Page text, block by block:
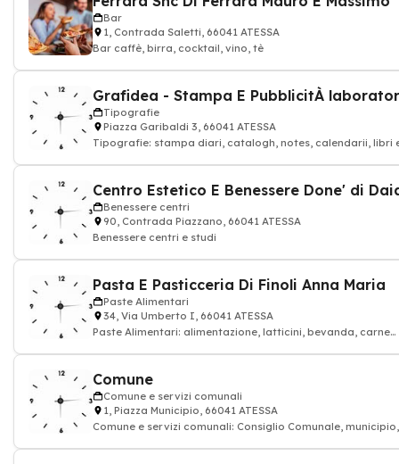
Bar
1, Contrada Saletti, 66041 ATESSA
Bar caffè, birra, cocktail, vino, tè
Tipografie
Piazza Garibaldi 3, 66041 ATESSA
Tipografie: stampa diari, catalogh, notes, calendarii, libri
Benessere centri
90, Contrada Piazzano, 66041 ATESSA
Benessere centri e studi
Pasta E Pasticceria Di Finoli Anna Maria
Paste Alimentari
34, Via Umberto I, 66041 ATESSA
Paste Alimentari: alimentazione, latticini, bevanda, carne
Comune
Comune e servizi comunali
1, Piazza Municipio, 66041 ATESSA
Comune e servizi comunali: Consiglio Comunale, municipio,